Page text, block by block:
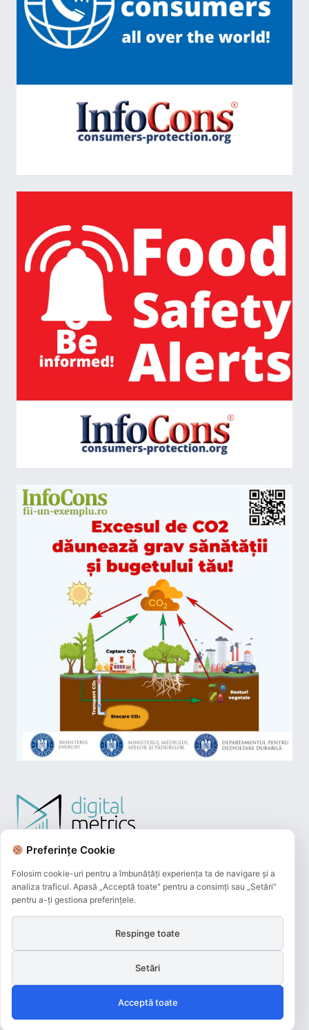
Plățile online efectuate pe acest site
sunt procesate de către Netopia Payments
și beneficiază de 3D-Secure.
Preferințe Cookie
Folosim cookie-uri pentru a îmbunătăți experiența ta de navigare și a
analiza traficul. Apasă „Acceptă toate" pentru a consimți sau „Setări"
pentru a-ți gestiona preferințele.
Respinge toate
Setări
Acceptă toate